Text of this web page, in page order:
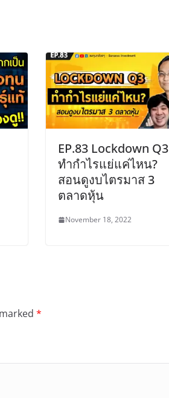
EP.83 Lockdown Q3
ทำกำไรแย่แค่ไหน?
สอนดูงบไตรมาส 3
ตลาดหุ้น
November 18, 2022
*